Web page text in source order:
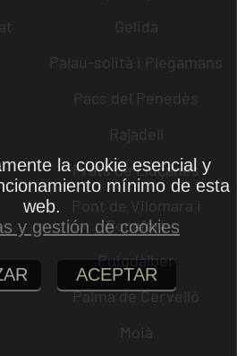
Gelida
Palau-solità i Plegamans
Pacs del Penedès
Rajadell
Prats de Lluçanès
Pont de Vilomara i
Rocafort
Puigdàlber
Palma de Cervelló
Moià
la cookie esencial y
mínimo de esta
web.
y gestión de cookies
ACEPTAR